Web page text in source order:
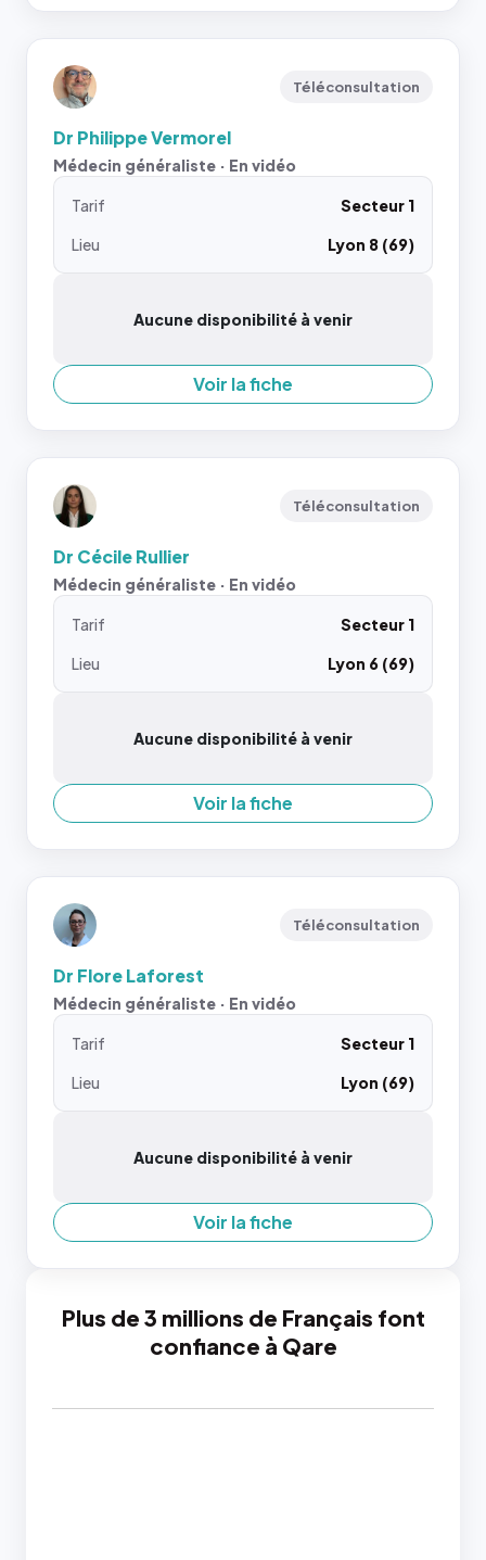
Téléconsultation
Dr Philippe Vermorel
Médecin généraliste · En vidéo
Tarif
Secteur 1
Lieu
Lyon 8 (69)
Aucune disponibilité à venir
Voir la fiche
Téléconsultation
Dr Cécile Rullier
Médecin généraliste · En vidéo
Tarif
Secteur 1
Lieu
Lyon 6 (69)
Aucune disponibilité à venir
Voir la fiche
Téléconsultation
Dr Flore Laforest
Médecin généraliste · En vidéo
Tarif
Secteur 1
Lieu
Lyon (69)
Aucune disponibilité à venir
Voir la fiche
Plus de 3 millions de Français font
confiance à Qare